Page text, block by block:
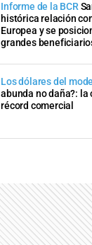
Informe de la BCR
histórica relación
Europea y se
grandes
Los dólares del
abunda no daña?: la
récord comercial